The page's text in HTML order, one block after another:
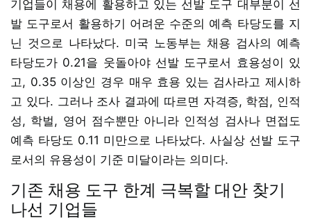
기업들이 채용에 활용하고 있는 선발 도구 대부분이 선
발 도구로서 활용하기 어려운 수준의 예측 타당도를 지
닌 것으로 나타났다. 미국 노동부는 채용 검사의 예측
타당도가 0.21을 웃돌아야 선발 도구로서 효용성이 있
고, 0.35 이상인 경우 매우 효용 있는 검사라고 제시하
고 있다. 그러나 조사 결과에 따르면 자격증, 학점, 인적
성, 학벌, 영어 점수뿐만 아니라 인적성 검사나 면접도
예측 타당도 0.11 미만으로 나타났다. 사실상 선발 도구
로서의 유용성이 기준 미달이라는 의미다.
기존 채용 도구 한계 극복할 대안 찾기
나선 기업들